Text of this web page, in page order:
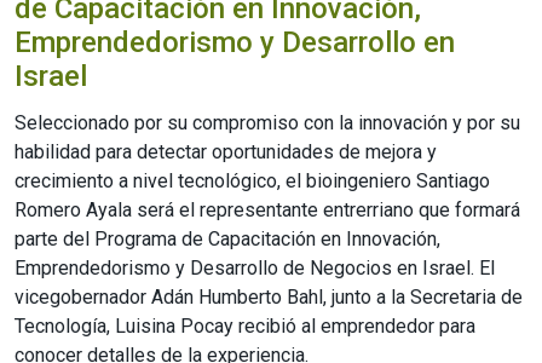
de Capacitación en Innovación,
Emprendedorismo y Desarrollo en
Israel
Seleccionado por su compromiso con la innovación y por su
habilidad para detectar oportunidades de mejora y
crecimiento a nivel tecnológico, el bioingeniero Santiago
Romero Ayala será el representante entrerriano que formará
parte del Programa de Capacitación en Innovación,
Emprendedorismo y Desarrollo de Negocios en Israel. El
vicegobernador Adán Humberto Bahl, junto a la Secretaria de
Tecnología, Luisina Pocay recibió al emprendedor para
conocer detalles de la experiencia.